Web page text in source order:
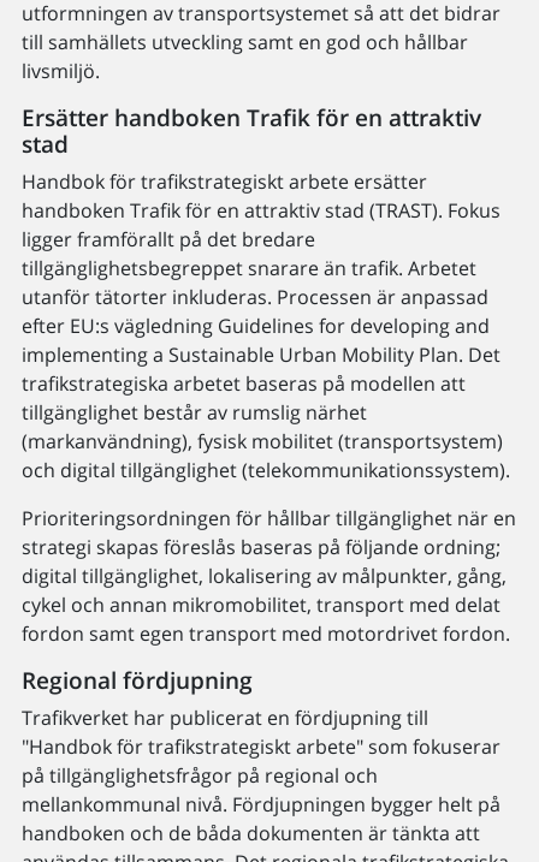
utformningen av transportsystemet så att det bidrar
till samhällets utveckling samt en god och hållbar
livsmiljö.
Ersätter handboken Trafik för en attraktiv
stad
Handbok för trafikstrategiskt arbete ersät­ter
handboken Trafik för en attraktiv stad (TRAST). Fokus
ligger framförallt på det bredare
tillgänglighetsbegreppet snarare än trafik. Arbetet
utanför tätorter inkluderas. Processen är anpassad
efter EU:s vägledning Guidelines for developing and
implemen­ting a Sustainable Urban Mobility Plan. Det
trafikstrategiska arbetet baseras på modellen att
tillgänglighet består av rumslig närhet
(markanvändning), fysisk mobilitet (transportsystem)
och digital tillgänglighet (telekommunikationssystem).
Prioriteringsordningen för hållbar tillgänglighet när en
strategi skapas föreslås baseras på följande ordning;
digital tillgänglighet, lokalisering av målpunkter, gång,
cykel och annan mikromobilitet, transport med delat
fordon samt egen transport med motordrivet fordon.
Regional fördjupning
Trafikverket har publicerat en fördjupning till
"Handbok för trafikstrategiskt arbete" som fokuserar
på tillgänglighetsfrågor på regional och
mellankommunal nivå. Fördjupningen bygger helt på
handboken och de båda dokumenten är tänkta att